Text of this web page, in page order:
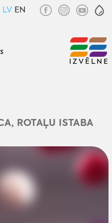
LV EN
IZVĒLNE
ROTAĻU ISTABA